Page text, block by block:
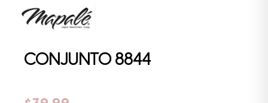
CONJUNTO 8844